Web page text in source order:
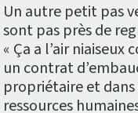
Un autre petit pas
sont pas près de
« Ça a l’air
un contrat
propriétaire et
ressources